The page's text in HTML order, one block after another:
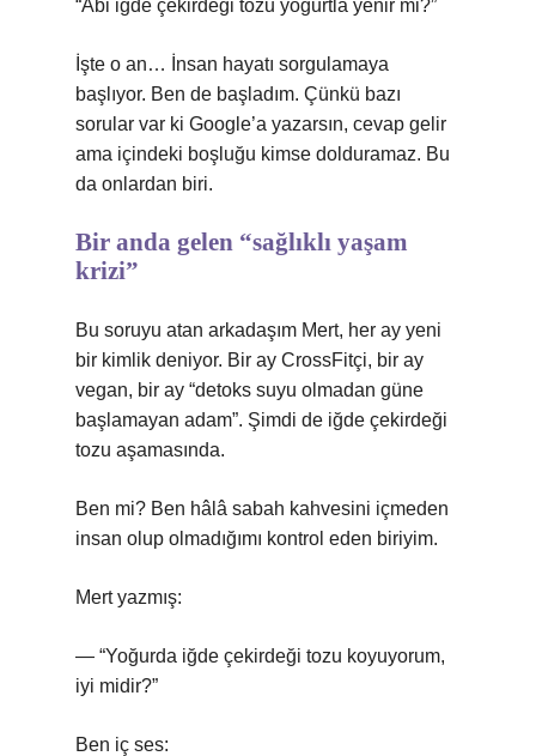
“Abi iğde çekirdeği tozu yoğurtla yenir mi?”
İşte o an… İnsan hayatı sorgulamaya
başlıyor. Ben de başladım. Çünkü bazı
sorular var ki Google’a yazarsın, cevap gelir
ama içindeki boşluğu kimse dolduramaz. Bu
da onlardan biri.
Bir anda gelen “sağlıklı yaşam
krizi”
Bu soruyu atan arkadaşım Mert, her ay yeni
bir kimlik deniyor. Bir ay CrossFitçi, bir ay
vegan, bir ay “detoks suyu olmadan güne
başlamayan adam”. Şimdi de iğde çekirdeği
tozu aşamasında.
Ben mi? Ben hâlâ sabah kahvesini içmeden
insan olup olmadığımı kontrol eden biriyim.
Mert yazmış:
— “Yoğurda iğde çekirdeği tozu koyuyorum,
iyi midir?”
Ben iç ses: